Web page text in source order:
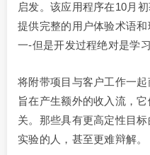
启发。该应用程序在10月
提供完整的用户体验术语
一-但是开发过程绝对是学习
将附带项目与客户工作一
旨在产生额外的收入流，
关。那些具有更高定性目
实验的人，甚至更难辩解。